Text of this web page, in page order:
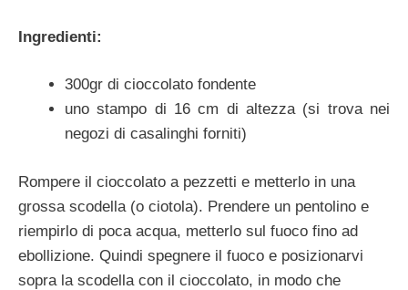
Ingredienti:
300gr di cioccolato fondente
uno stampo di 16 cm di altezza (si trova nei
negozi di casalinghi forniti)
Rompere il cioccolato a pezzetti e metterlo in una
grossa scodella (o ciotola). Prendere un pentolino e
riempirlo di poca acqua, metterlo sul fuoco fino ad
ebollizione. Quindi spegnere il fuoco e posizionarvi
sopra la scodella con il cioccolato, in modo che